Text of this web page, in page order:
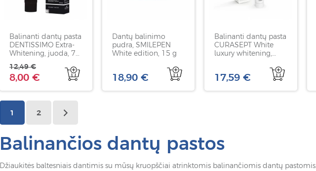
Balinanti dantų pasta
DENTISSIMO Extra-
Whitening, juoda, 75
8,00 €
12,49 €
Dantų balinimo
pudra, SMILEPEN
White edition, 15 g
18,90 €
Balinanti dantų pasta
CURASEPT White
luxury whitening,
17,59 €
1 2
Balinančios dantų pastos
Džiaukitės baltesniais dantimis su mūsų kruopščiai atrinktomis balinančiomis dantų pastomis.